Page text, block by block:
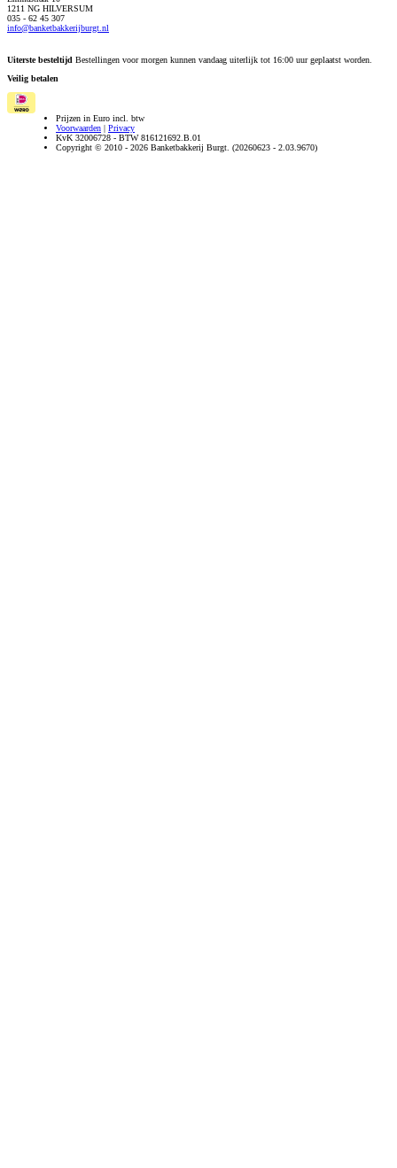
1211 NG HILVERSUM
035 - 62 45 307
info@banketbakkerijburgt.nl
Uiterste besteltijd Bestellingen voor morgen kunnen vandaag uiterlijk tot 16:00 uur geplaatst worden.
Veilig betalen
Prijzen in Euro incl. btw
Voorwaarden | Privacy
KvK 32006728 - BTW 816121692.B.01
Copyright © 2010 - 2026 Banketbakkerij Burgt. (20260623 - 2.03.9670)